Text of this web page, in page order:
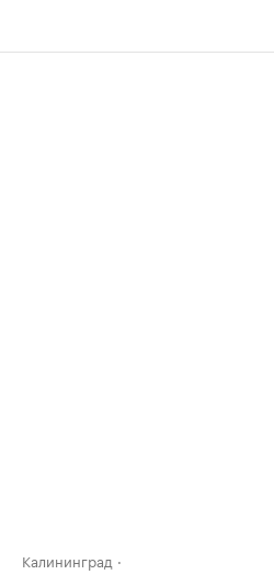
Калининград